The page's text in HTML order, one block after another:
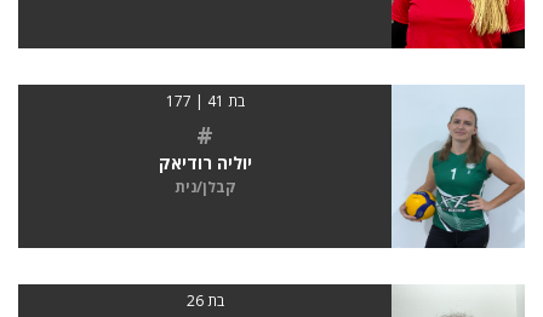
בת 41 | 177
#
יוליה רודיאק
קבלן/נית
בת 26